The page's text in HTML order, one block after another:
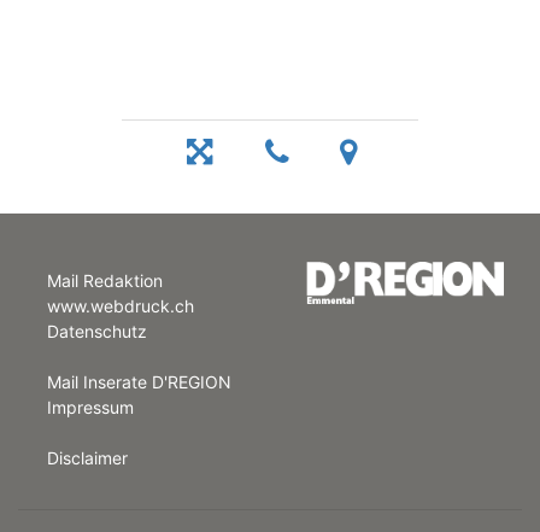
Mail Redaktion
www.webdruck.ch
Datenschutz
Mail Inserate D'REGION
Impressum
Disclaimer